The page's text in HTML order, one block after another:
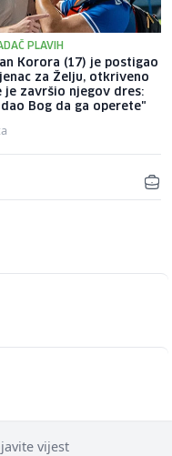
PLAVIH
Korora (17) je postigao
za Želju, otkriveno
je završio njegov dres:
dao Bog da ga operete"
vijest